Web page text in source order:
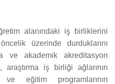
alanındaki iş birliklerini
üzerinde durduklarını
ve akademik akreditasyon
araştırma iş birliği ağlarının
eğitim programlarının